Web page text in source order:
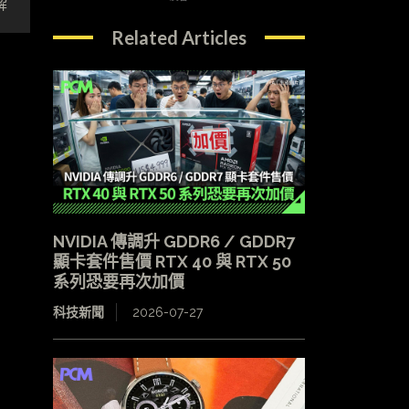
Related Articles
NVIDIA 傳調升 GDDR6 / GDDR7
顯卡套件售價 RTX 40 與 RTX 50
系列恐要再次加價
科技新聞 2026-07-27